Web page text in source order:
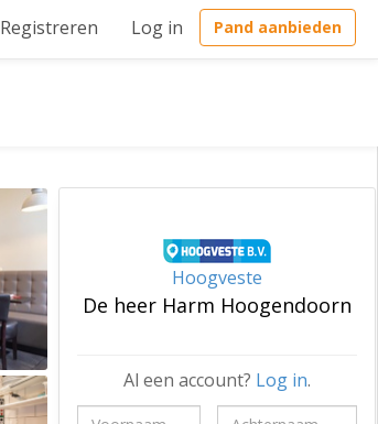
Registreren Log in Pand aanbieden
Hoogveste
De heer Harm Hoogendoorn
Al een account? Log in.